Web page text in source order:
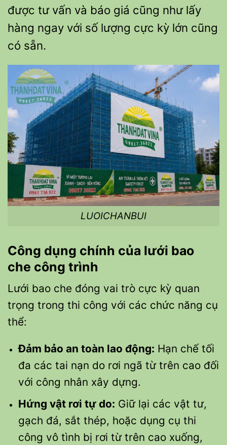
được tư vấn và báo giá cũng như lấy
hàng ngay với số lượng cực kỳ lớn cũng
có sẵn.
LUOICHANBUI
Công dụng chính của lưới bao
che công trình
Lưới bao che đóng vai trò cực kỳ quan
trọng trong thi công với các chức năng cụ
thể:
Đảm bảo an toàn lao động: Hạn chế tối
đa các tai nạn do rơi ngã từ trên cao đối
với công nhân xây dựng.
Hứng vật rơi tự do: Giữ lại các vật tư,
gạch đá, sắt thép, hoặc dụng cụ thi
công vô tình bị rơi từ trên cao xuống,